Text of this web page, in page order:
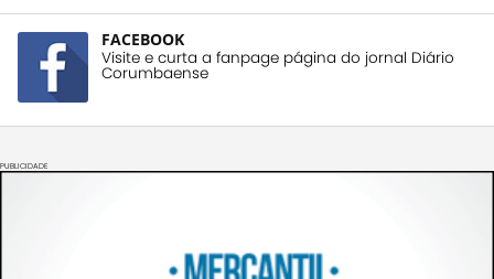
FACEBOOK
Visite e curta a fanpage página do jornal Diário
Corumbaense
PUBLICIDADE